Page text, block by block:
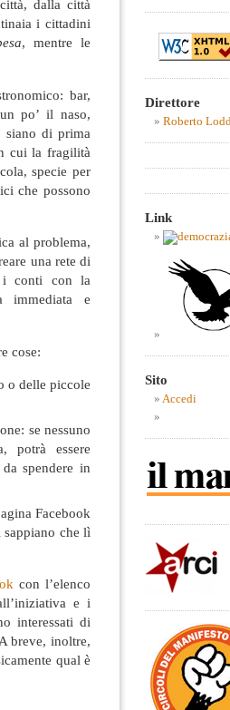
dalla città
i cittadini
, mentre le
bar,
po’ il naso,
siano di prima
cui la fragilità
specie per
che possono
al problema,
una rete di
i conti con la
immediata e
cose:
o delle piccole
se nessuno
potrà essere
spendere in
Facebook
che lì
con l’elenco
e i
interessati di
breve, inoltre,
qual è
Direttore
Roberto
Link
Sito
Accedi